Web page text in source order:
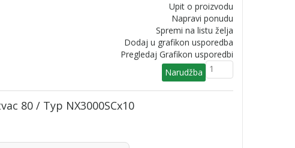
Upit o proizvodu
Napravi ponudu
Spremi na listu želja
Dodaj u grafikon usporedba
Pregledaj Grafikon usporedbi
80 / Typ NX3000SCx10